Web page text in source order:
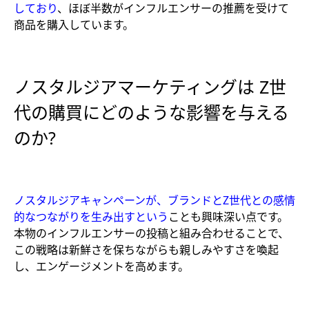
しており、ほぼ半数がインフルエンサーの推薦を受けて
商品を購入しています。
ノスタルジアマーケティングは Z世
代の購買にどのような影響を与える
のか?
ノスタルジアキャンペーンが、ブランドとZ世代との感情
的なつながりを生み出すという ことも興味深い点です。
本物のインフルエンサーの投稿と組み合わせることで、
この戦略は新鮮さを保ちながらも親しみやすさを喚起
し、エンゲージメントを高めます。